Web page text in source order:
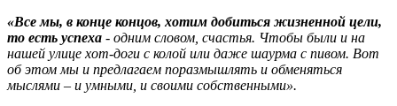
«Все мы, в конце концов, хотим добиться жизненной цели,
то есть успеха - одним словом, счастья. Чтобы были и на
нашей улице хот-доги с колой или даже шаурма с пивом. Вот
об этом мы и предлагаем поразмышлять и обменяться
мыслями – и умными, и своими собственными».